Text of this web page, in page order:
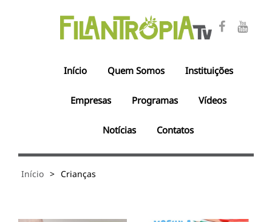
Início Quem Somos Instituições
Empresas Programas Vídeos
Notícias Contatos
Início > Crianças